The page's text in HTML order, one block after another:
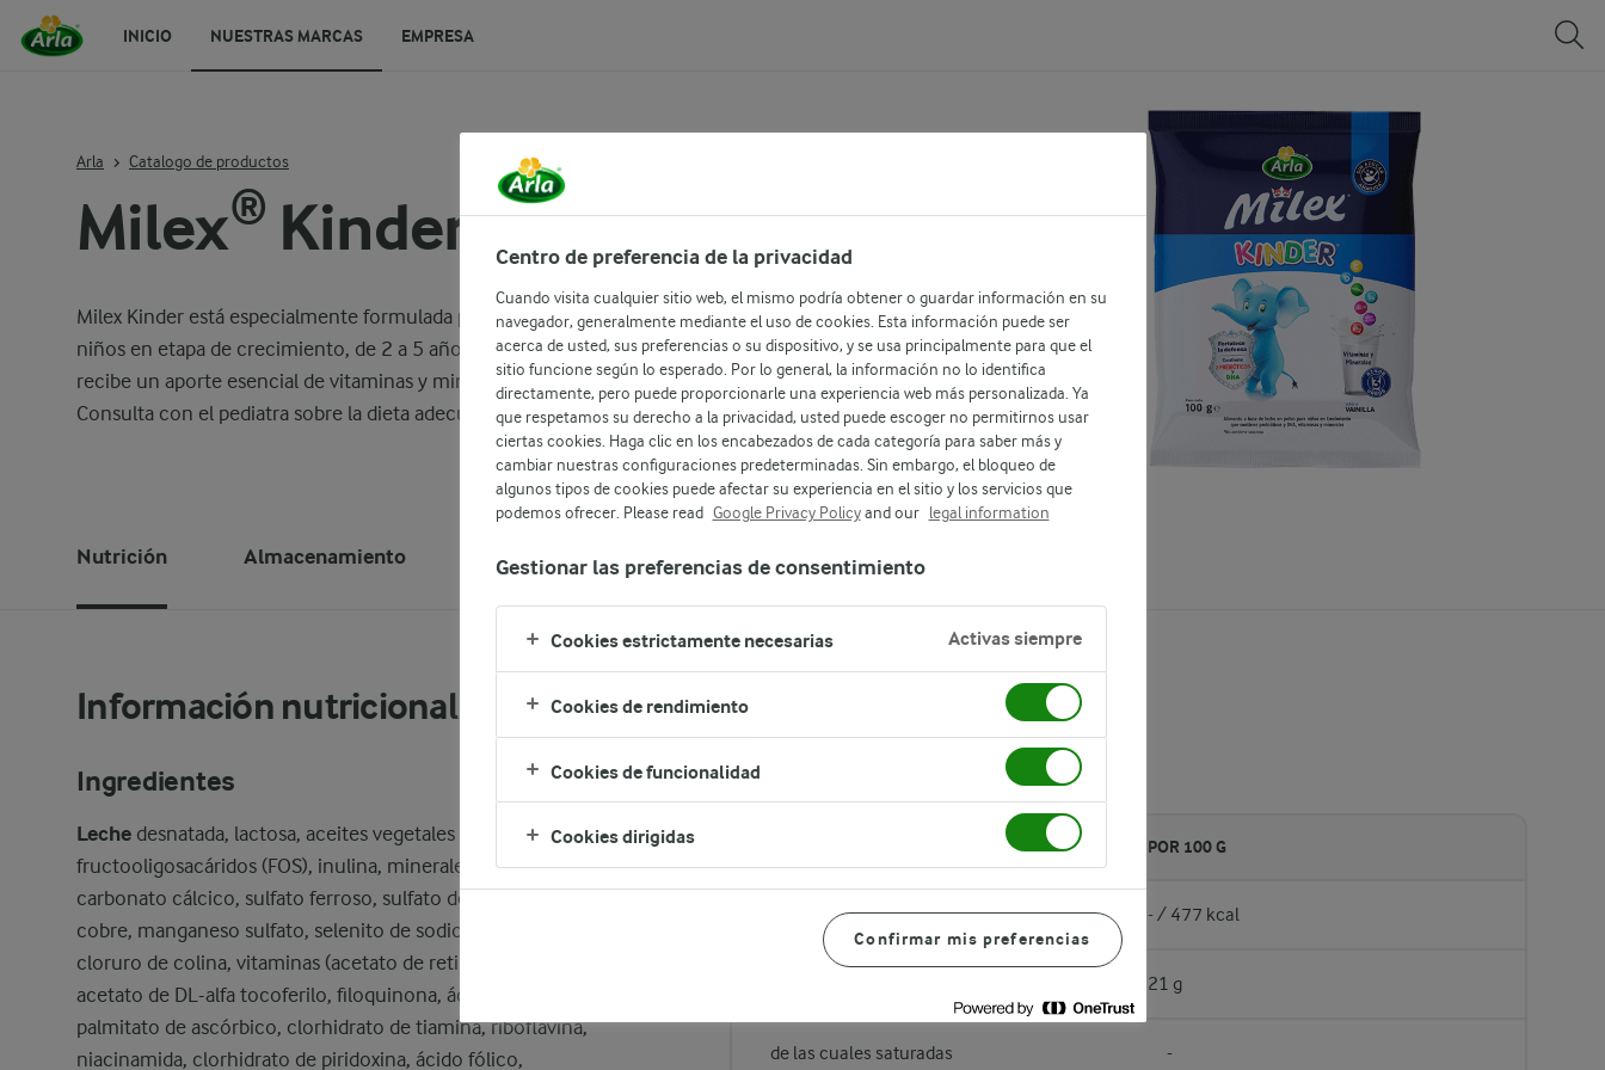
INICIO NUESTRAS MARCAS EMPRESA
Arla Catalogo de productos
Milex® Kinder 100g
Milex Kinder está especialmente formulada para apoyar las necesidades nutricionales de los
niños en etapa de crecimiento, de 2 a 5 años. Con solo un vaso de Milex Kinder al día, tu hijo
recibe un aporte esencial de vitaminas y minerales clave para su crecimiento y desarrollo.
Consulta con el pediatra sobre la dieta adecuada para tu hijo.
Nutrición Almacenamiento Información Adicional
Información nutricional
Ingredientes
Leche desnatada, lactosa, aceites vegetales (coco, soya y girasol),
fructooligosacáridos (FOS), inulina, minerales (citrato trisódico,
carbonato cálcico, sulfato ferroso, sulfato de zinc, sulfato de
cobre, manganeso sulfato, selenito de sodio, yoduro de potasio),
cloruro de colina, vitaminas (acetato de retinilo, colecalciferol,
acetato de DL-alfa tocoferilo, filoquinona, ácido ascórbico,
palmitato de ascórbico, clorhidrato de tiamina, riboflavina,
niacinamida, clorhidrato de piridoxina, ácido fólico,
Valores nutricionales
POR 100 G
- / 477 kcal
21 g
de las cuales saturadas -
Centro de preferencia de la privacidad
Cuando visita cualquier sitio web, el mismo podría obtener o guardar información en su
navegador, generalmente mediante el uso de cookies. Esta información puede ser
acerca de usted, sus preferencias o su dispositivo, y se usa principalmente para que el
sitio funcione según lo esperado. Por lo general, la información no lo identifica
directamente, pero puede proporcionarle una experiencia web más personalizada. Ya
que respetamos su derecho a la privacidad, usted puede escoger no permitirnos usar
ciertas cookies. Haga clic en los encabezados de cada categoría para saber más y
cambiar nuestras configuraciones predeterminadas. Sin embargo, el bloqueo de
algunos tipos de cookies puede afectar su experiencia en el sitio y los servicios que
podemos ofrecer. Please read Google Privacy Policyand our legal information
Gestionar las preferencias de consentimiento
Cookies estrictamente necesarias Activas siempre
Cookies de rendimiento
Cookies de funcionalidad
Cookies dirigidas
Confirmar mis preferencias